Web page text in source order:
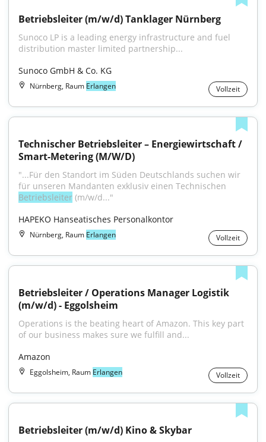
Betriebsleiter (m/w/d) Tanklager Nürnberg
Sunoco LP is a leading energy infrastructure and fuel
distribution master limited partnership...
Sunoco GmbH & Co. KG
Nürnberg, Raum Erlangen Vollzeit
Technischer Betriebsleiter – Energiewirtschaft /
Smart-Metering (M/W/D)
"...Für den Standort im Süden Deutschlands suchen wir
Betriebsleiter (m/w/d..."
HAPEKO Hanseatisches Personalkontor
Nürnberg, Raum Erlangen Vollzeit
Betriebsleiter / Operations Manager Logistik
(m/w/d) - Eggolsheim
Operations is the beating heart of Amazon. This key part
of our business makes sure we fulfill and...
Amazon
Eggolsheim, Raum Erlangen Vollzeit
Betriebsleiter (m/w/d) Kino & Skybar